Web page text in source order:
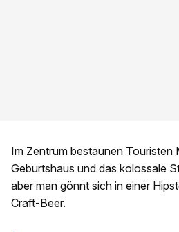
Im Zentrum bestaunen Touristen
Geburtshaus und das kolossale
aber man gönnt sich in einer
Craft-Beer.